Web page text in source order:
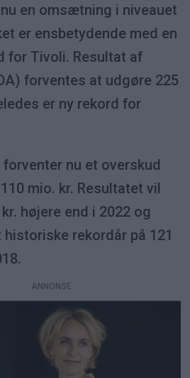
en omsætning i niveauet
er ensbetydende med en
for Tivoli. Resultat af
forventes at udgøre 225
er ny rekord for
nu et overskud
mio. kr. Resultatet vil
højere end i 2022 og
rekordår på 121